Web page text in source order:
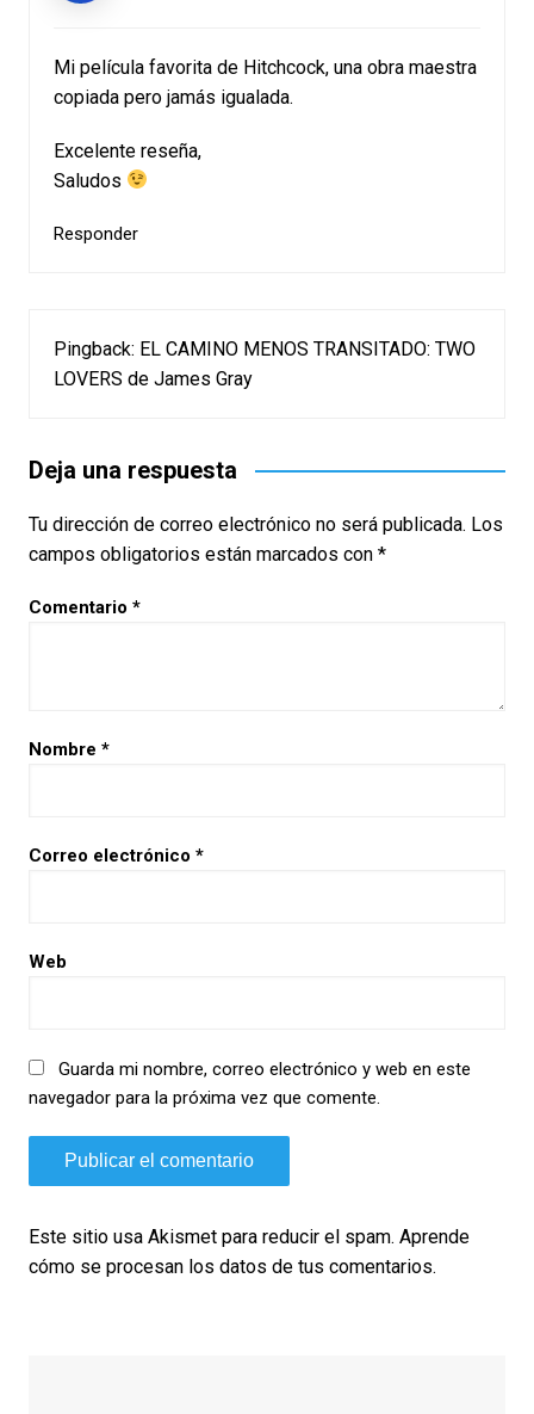
Mi película favorita de Hitchcock, una obra maestra
copiada pero jamás igualada.
Excelente reseña,
Saludos
Responder
Pingback: EL CAMINO MENOS TRANSITADO: TWO
LOVERS de James Gray
Deja una respuesta
Tu dirección de correo electrónico no será publicada. Los
campos obligatorios están marcados con *
Comentario *
Nombre *
Correo electrónico *
Web
Guarda mi nombre, correo electrónico y web en este
navegador para la próxima vez que comente.
Este sitio usa Akismet para reducir el spam. Aprende
cómo se procesan los datos de tus comentarios.